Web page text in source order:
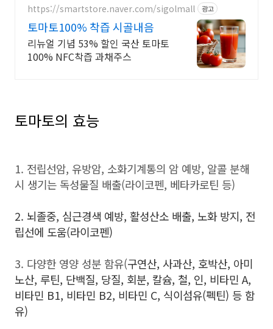
https://smartstore.naver.com/sigolmall 광고
토마토100% 착즙 시골내음
리뉴얼 기념 53% 할인 국산 토마토
100% NFC착즙 과채주스
토마토의 효능
1. 전립선암, 유방암, 소화기계통의 암 예방, 알콜 분해
시 생기는 독성물질 배출(라이코펜, 베타카로틴 등)
2. 뇌졸중, 심근경색 예방, 활성산소 배출, 노화 방지, 전
립선에 도움(라이코펜)
3. 다양한 영양 성분 함유(구연산, 사과산, 호박산, 아미
노산, 루틴, 단백질, 당질, 회분, 칼슘, 철, 인, 비타민 A,
비타민 B1, 비타민 B2, 비타민 C, 식이섬유(펙틴) 등 함
유)